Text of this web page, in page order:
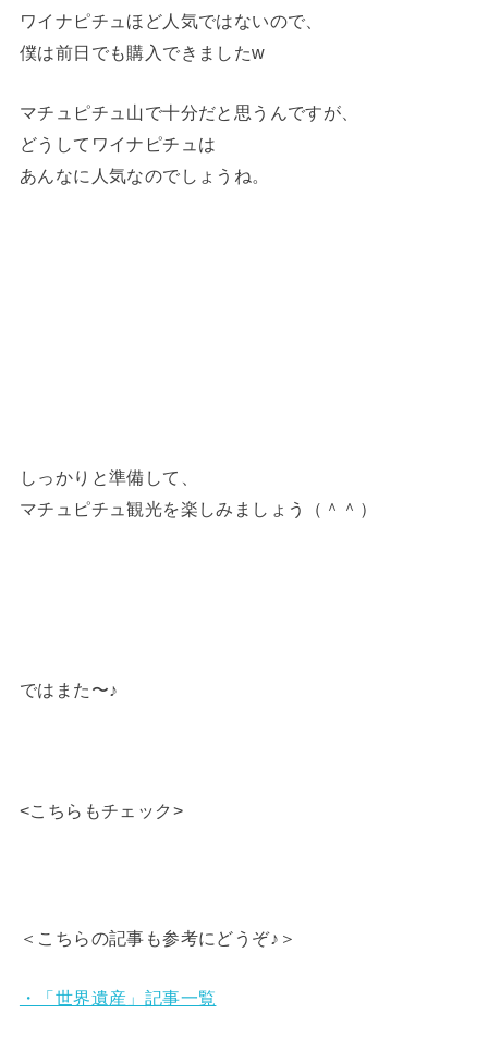
ワイナピチュほど人気ではないので、
僕は前日でも購入できましたw
マチュピチュ山で十分だと思うんですが、
どうしてワイナピチュは
あんなに人気なのでしょうね。
しっかりと準備して、
マチュピチュ観光を楽しみましょう（＾＾）
ではまた〜♪
<こちらもチェック>
＜こちらの記事も参考にどうぞ♪＞
・「世界遺産」記事一覧